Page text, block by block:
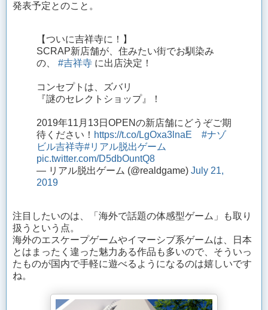
発表予定とのこと。
【ついに吉祥寺に！】
SCRAP新店舗が、住みたい街でお馴染み
の、 #吉祥寺 に出店決定！
コンセプトは、ズバリ
『謎のセレクトショップ』！
2019年11月13日OPENの新店舗にどうぞご期
待ください！ https://t.co/LgOxa3lnaE
#ナゾ
ビル吉祥寺#リアル脱出ゲーム
pic.twitter.com/D5dbOuntQ8
— リアル脱出ゲーム (@realdgame) July 21,
2019
注目したいのは、「海外で話題の体感型ゲーム」も取り
扱うという点。
海外のエスケープゲームやイマーシブ系ゲームは、日本
とはまったく違った魅力ある作品も多いので、そういっ
たものが国内で手軽に遊べるようになるのは嬉しいです
ね。